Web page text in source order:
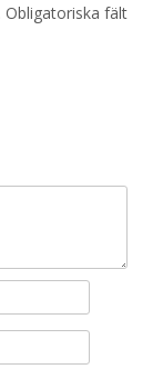
Obligatoriska fält